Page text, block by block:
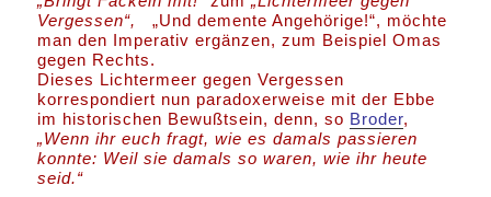
Vergessen“,„Und demente Angehörige!“, möchte
man den Imperativ ergänzen, zum Beispiel Omas
gegen Rechts.
Dieses Lichtermeer gegen Vergessen
korrespondiert nun paradoxerweise mit der Ebbe
im historischen Bewußtsein, denn, so Broder,
„Wenn ihr euch fragt, wie es damals passieren
konnte: Weil sie damals so waren, wie ihr heute
seid.“